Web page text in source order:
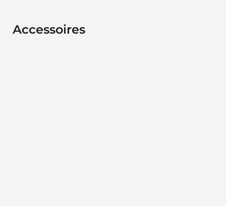
Accessoires